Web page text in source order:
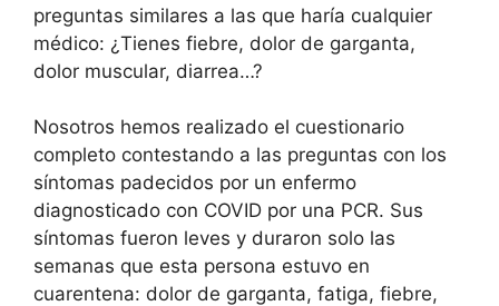
preguntas similares a las que haría cualquier
médico: ¿Tienes fiebre, dolor de garganta,
dolor muscular, diarrea…?
Nosotros hemos realizado el cuestionario
completo contestando a las preguntas con los
síntomas padecidos por un enfermo
diagnosticado con COVID por una PCR. Sus
síntomas fueron leves y duraron solo las
semanas que esta persona estuvo en
cuarentena: dolor de garganta, fatiga, fiebre,